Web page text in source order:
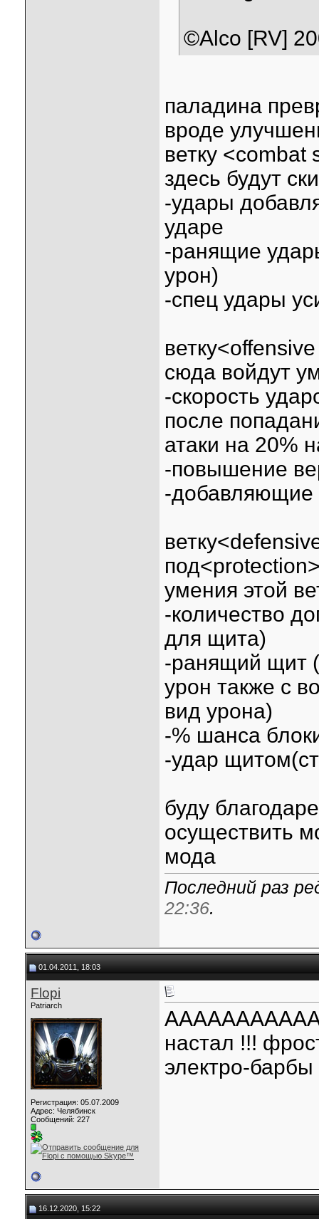
©Alco [RV]
паладина
вроде
ветку <combat
здесь будут
-удары
ударе
-ранящие
урон)
-спец удары
сюда войдут
-скорость
после
атаки на 20%
-повышение
-добавляющие
умения этой
-количество
для щита)
-ранящий щит
урон также с
вид урона)
-% шанса
-удар
буду
осуществить
мода
Последний раз
22:36.
01.04.2011, 18:03
Flopi
Patriarch
Регистрация: 05.07.2009
Адрес: Челябинск
Сообщений: 227
настал !!!
электро-барбы
16.12.2020, 15:22